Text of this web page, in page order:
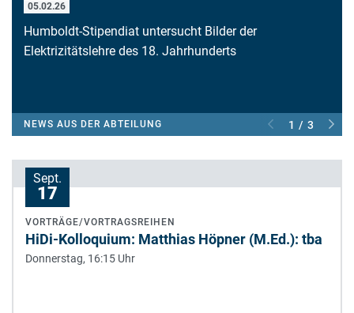
05.02.26
Humboldt-Stipendiat untersucht Bilder der
Elektrizitätslehre des 18. Jahrhunderts
NEWS AUS DER ABTEILUNG 1 / 3
Sept.
17
VORTRÄGE/VORTRAGSREIHEN
HiDi-Kolloquium: Matthias Höpner (M.Ed.): tba
Donnerstag, 16:15 Uhr